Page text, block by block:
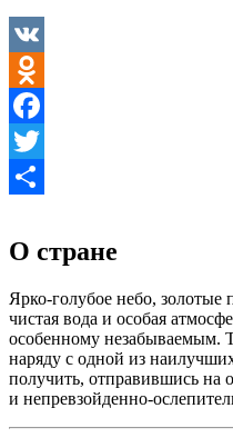
VK
Odnoklassniki
Facebook
Twitter
О стране
Ярко-голубое небо, золотые
чистая вода и особая
особенному незабываемым.
наряду с одной из
получить, отправившись на
и непревзойденно-